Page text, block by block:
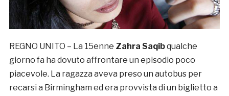
REGNO UNITO – La 15enne Zahra Saqibqualche
giorno fa ha dovuto affrontare un episodio poco
piacevole. La ragazza aveva preso un autobus per
recarsi a Birmingham ed era provvista di un biglietto a